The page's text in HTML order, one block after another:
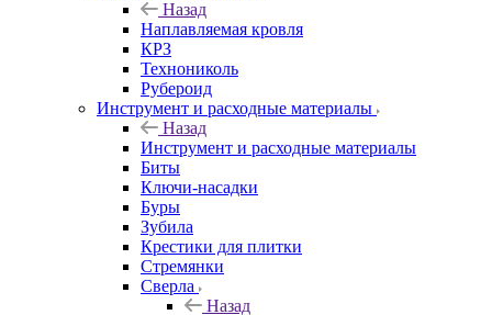
Назад
Наплавляемая кровля
КРЗ
Технониколь
Рубероид
Инструмент и расходные материалы
Назад
Инструмент и расходные материалы
Биты
Ключи-насадки
Буры
Зубила
Крестики для плитки
Стремянки
Сверла
Назад